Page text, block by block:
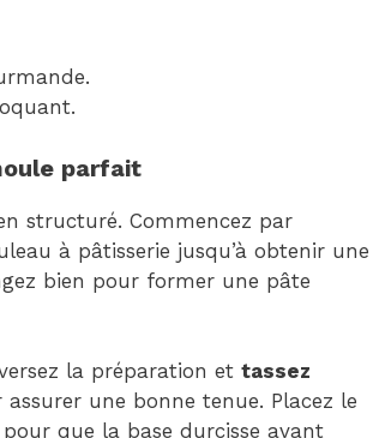
parfait
structuré. Commencez par
à pâtisserie jusqu’à obtenir une
bien pour former une pâte
la préparation et tassez
une bonne tenue. Placez le
pour que la base durcisse avant